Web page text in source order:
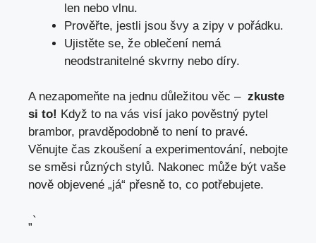
len nebo ⁣vlnu.
Prověřte,⁤ jestli ​jsou ‍švy a zipy v pořádku.
Ujistěte se, že oblečení nemá
neodstranitelné⁢ skvrny ‌nebo⁢ díry.
A nezapomeňte na jednu důležitou věc – ‌ zkuste
‌si ⁣to! Když to na vás visí​ jako pověstný pytel
brambor, pravděpodobně to‍ není to pravé.
⁣Věnujte čas zkoušení ⁣a ‌experimentování, nebojte
se​ směsi různých stylů. Nakonec může být vaše
nově objevené „já“ přesně to, co potřebujete.
„`